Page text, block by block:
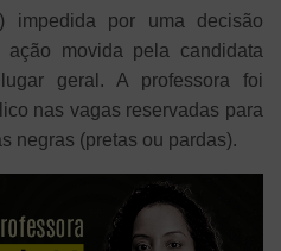
impedida por uma decisão
movida pela candidata
geral. A professora foi
nas vagas reservadas para
negras (pretas ou pardas).